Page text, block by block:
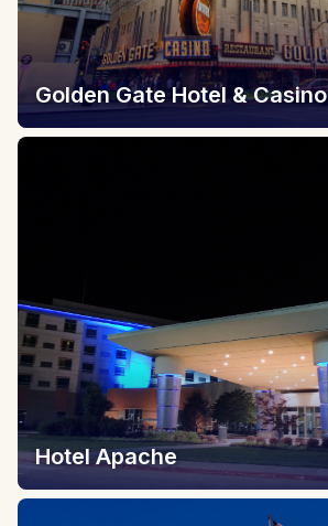
Golden Gate Hotel & Casino
Hotel Apache